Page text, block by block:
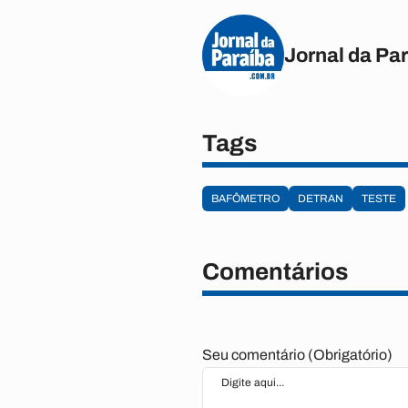
Jornal da
Tags
BAFÔMETRO DETRAN TESTE
Comentários
Seu comentário (Obrigatório)